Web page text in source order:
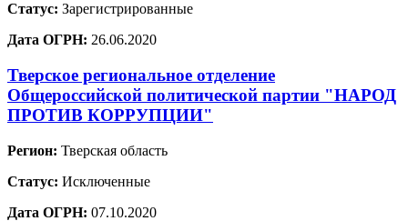
Статус: Зарегистрированные
Дата ОГРН: 26.06.2020
Тверское региональное отделение
Общероссийской политической партии "НАРОД
ПРОТИВ КОРРУПЦИИ"
Регион: Тверская область
Статус: Исключенные
Дата ОГРН: 07.10.2020